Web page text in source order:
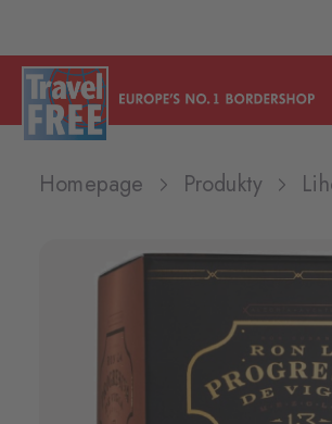
Homepage Produkty